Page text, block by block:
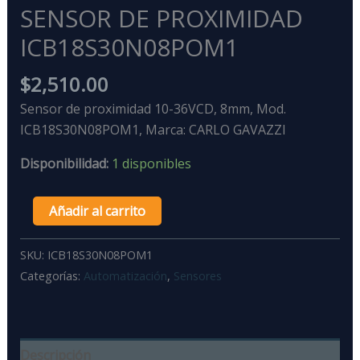
SENSOR DE PROXIMIDAD
ICB18S30N08POM1
$2,510.00
Sensor de proximidad 10-36VCD, 8mm, Mod.
ICB18S30N08POM1, Marca: CARLO GAVAZZI
Disponibilidad: 1 disponibles
Añadir al carrito
SKU: ICB18S30N08POM1
Categorías: Automatización, Sensores